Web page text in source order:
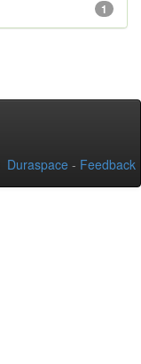
1
Duraspace - Feedback